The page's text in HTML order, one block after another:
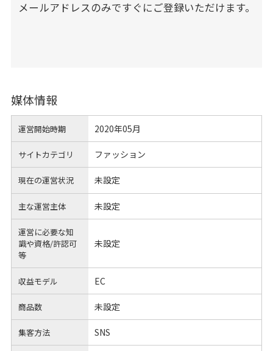
メールアドレスのみですぐにご登録いただけます。
媒体情報
運営開始時期 2020年05月
サイトカテゴリ ファッション
現在の運営状況 未設定
主な運営主体 未設定
運営に必要な知
識や資格/許認可
等
未設定
収益モデル EC
商品数 未設定
集客方法 SNS